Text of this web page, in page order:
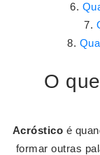
O
Acróstico é
formar outras